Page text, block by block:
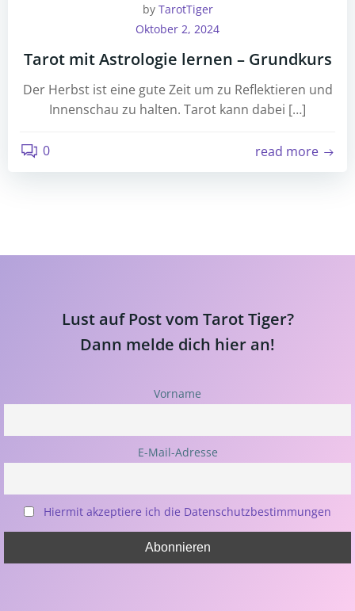
by TarotTiger
Oktober 2, 2024
Tarot mit Astrologie lernen – Grundkurs
Der Herbst ist eine gute Zeit um zu Reflektieren und
Innenschau zu halten. Tarot kann dabei […]
0 read more
Lust auf Post vom Tarot Tiger?
Dann melde dich hier an!
Vorname
E-Mail-Adresse
Hiermit akzeptiere ich die Datenschutzbestimmungen